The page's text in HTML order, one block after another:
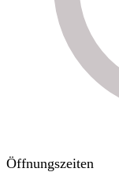
Öffnungszeiten